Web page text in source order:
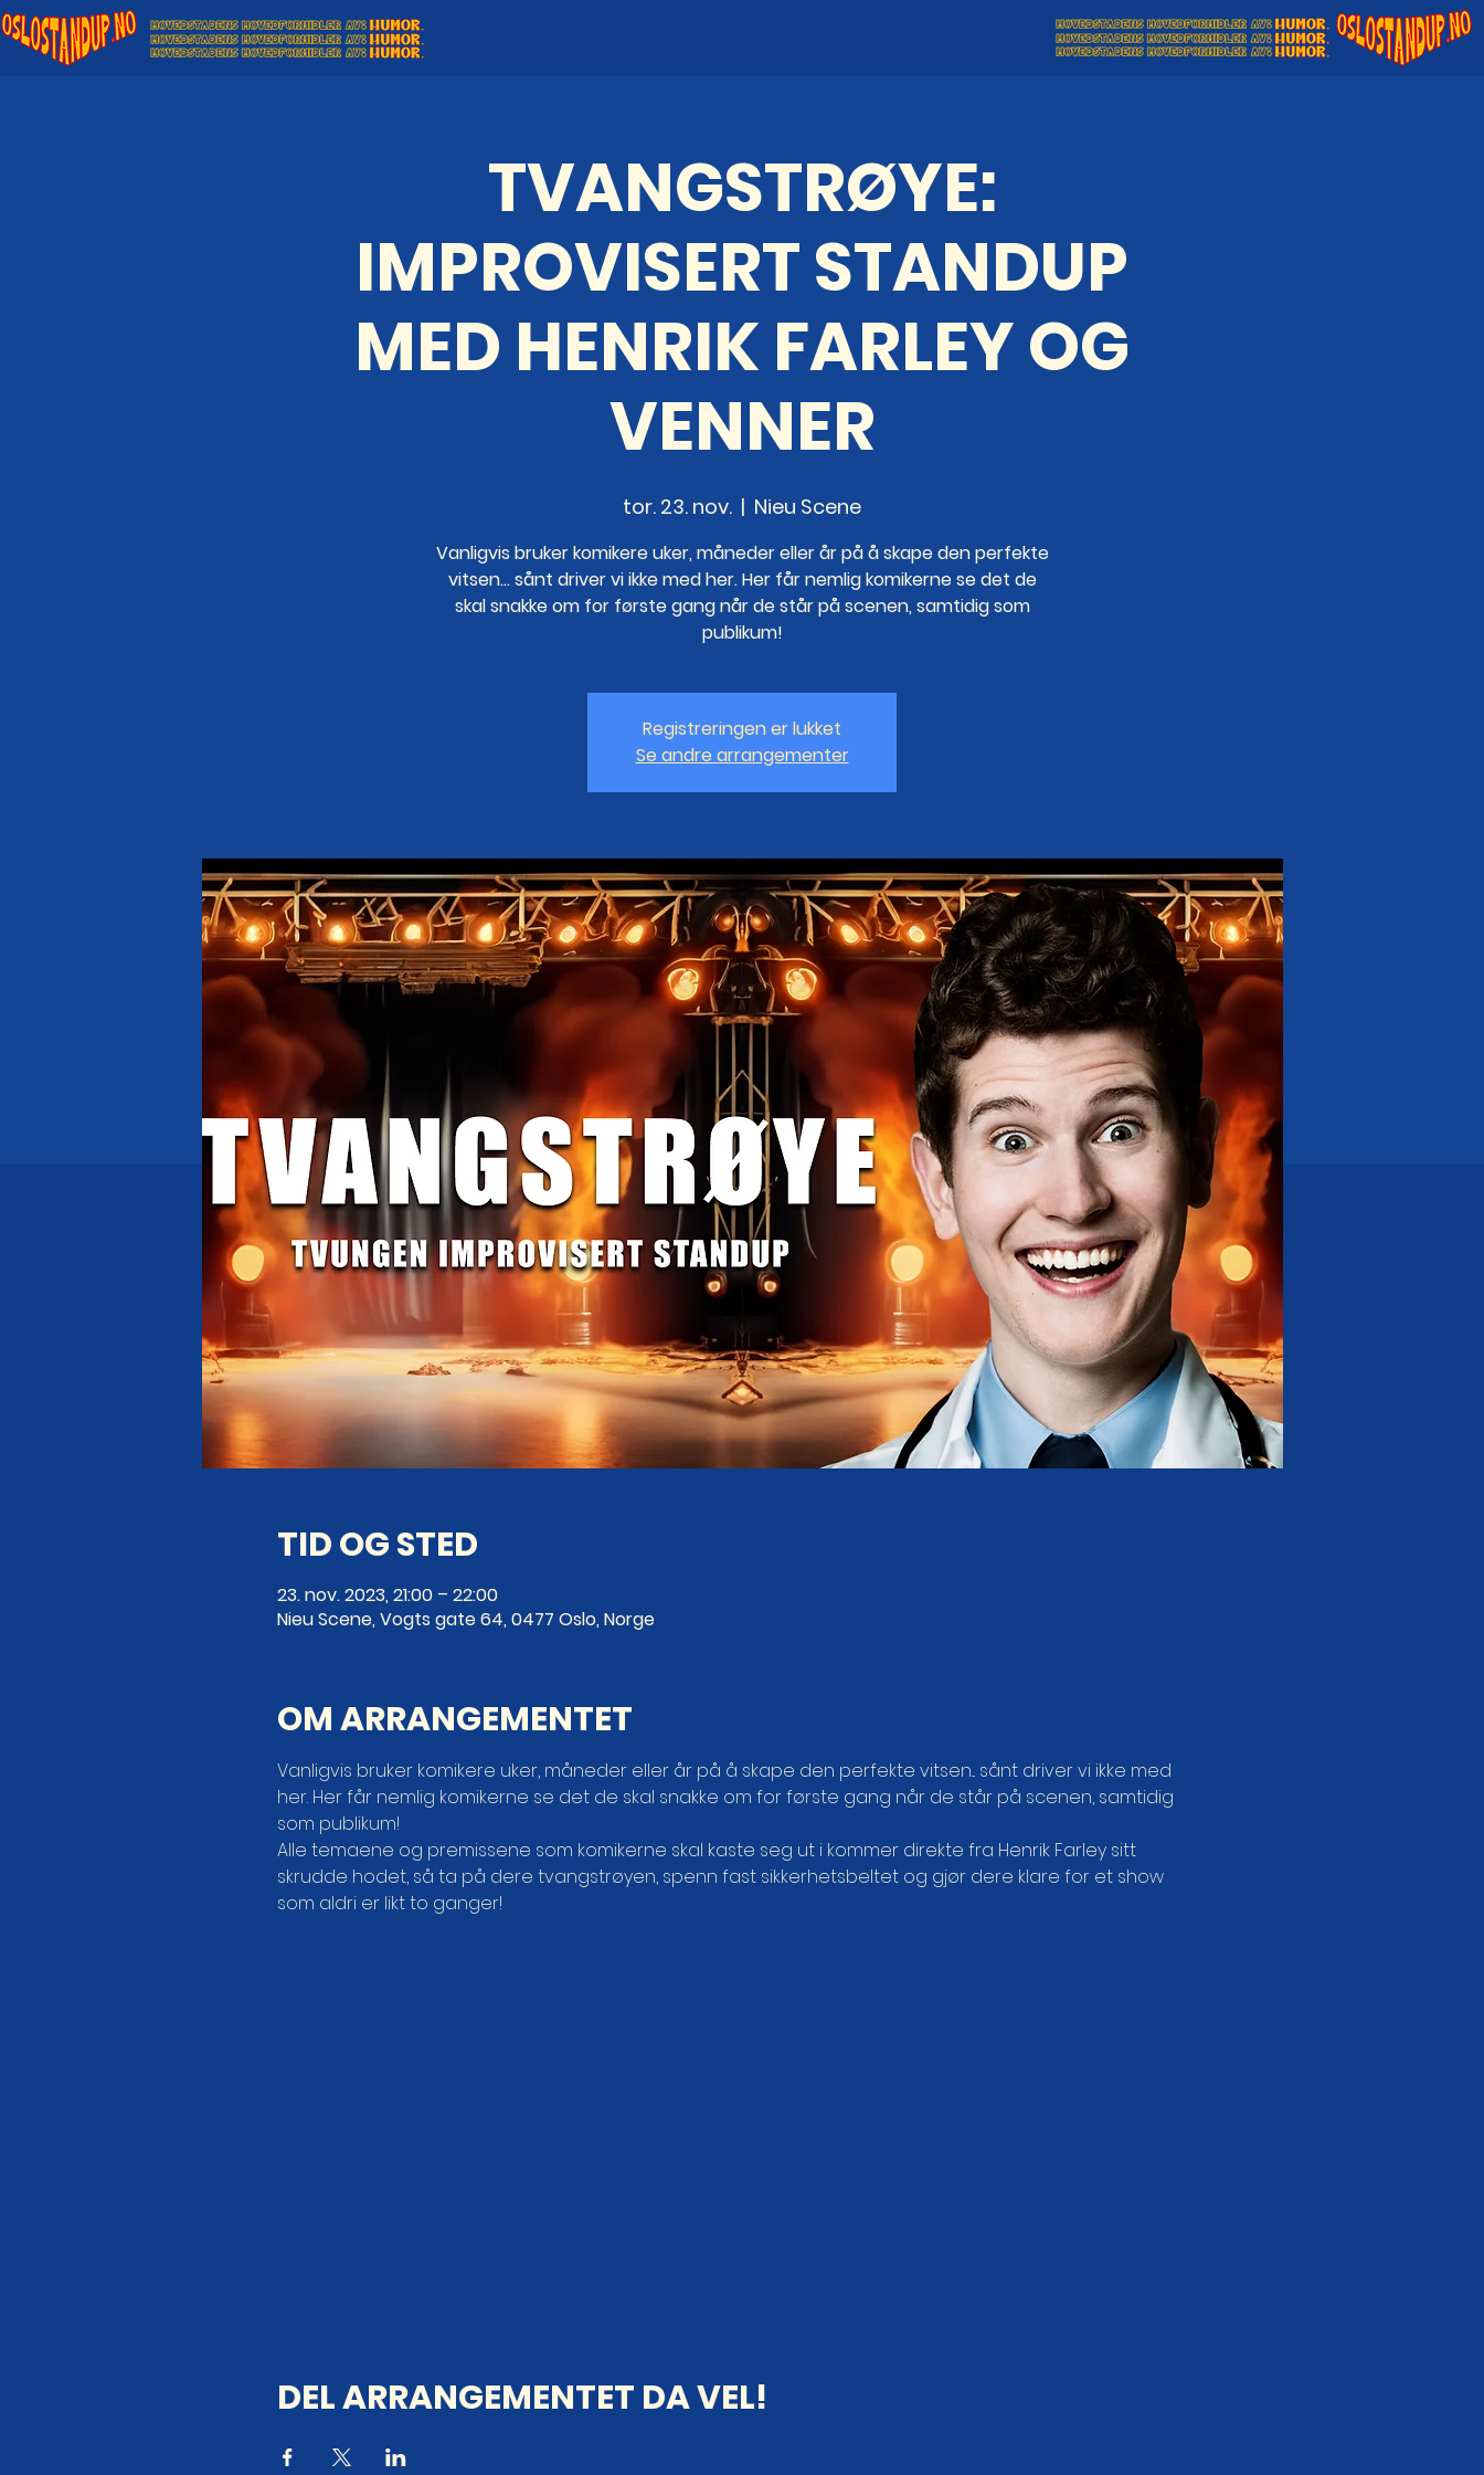
TVANGSTRØYE:
IMPROVISERT STANDUP
MED HENRIK FARLEY OG
VENNER
tor. 23. nov.
  |
Nieu Scene
Vanligvis bruker komikere uker, måneder eller år på å skape den perfekte
vitsen... sånt driver vi ikke med her. Her får nemlig komikerne se det de
skal snakke om for første gang når de står på scenen, samtidig som
publikum!
Registreringen er lukket
Se andre arrangementer
TID OG STED
23. nov. 2023, 21:00 – 22:00
Nieu Scene, Vogts gate 64, 0477 Oslo, Norge
OM ARRANGEMENTET
Vanligvis bruker komikere uker, måneder eller år på å skape den perfekte vitsen... sånt driver vi ikke med
her. Her får nemlig komikerne se det de skal snakke om for første gang når de står på scenen, samtidig
som publikum!
Alle temaene og premissene som komikerne skal kaste seg ut i kommer direkte fra Henrik Farley sitt
skrudde hodet, så ta på dere tvangstrøyen, spenn fast sikkerhetsbeltet og gjør dere klare for et show
som aldri er likt to ganger!
DEL ARRANGEMENTET DA VEL!